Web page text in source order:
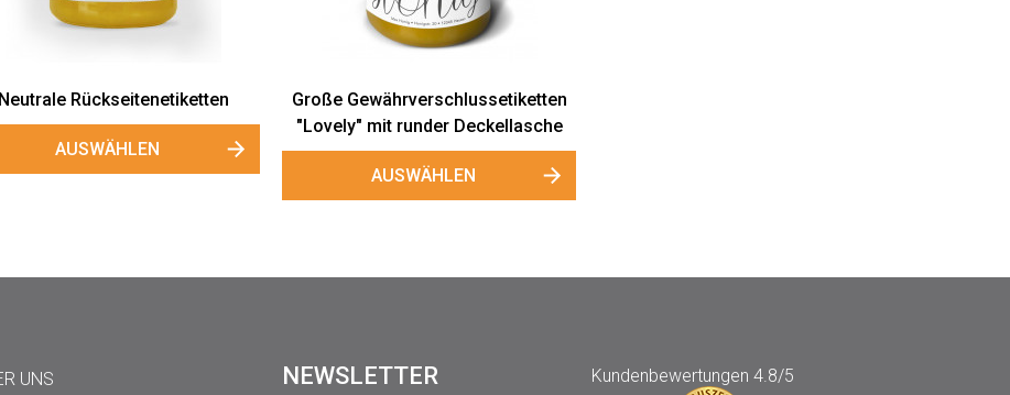
Neutrale Rückseitenetiketten
AUSWÄHLEN
Große Gewährverschlussetiketten
"Lovely" mit runder Deckellasche
AUSWÄHLEN
UNS
NEWSLETTER Kundenbewertungen 4.8/5